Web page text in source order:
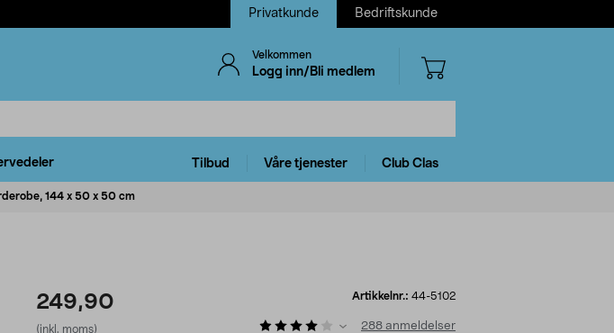
Privatkunde Bedriftskunde
Velkommen
Logg inn/Bli medlem
Tilbud Våre tjenester Club Clas
144 x 50 x 50 cm
249,90
(inkl. moms)
Artikkelnr.: 44-5102
288 anmeldelser